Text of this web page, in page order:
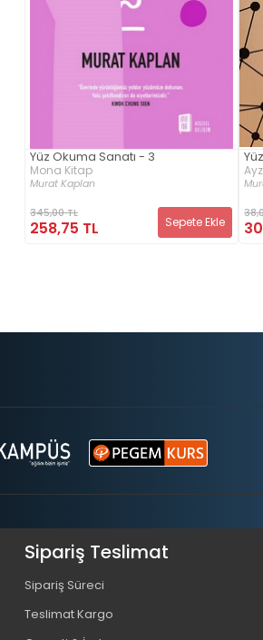
Yüz Okuma Sanatı - 3
Mona Kitap
Murat Kaplan
345,00 TL
258,75 TL Sepete Ekle
Sipariş Teslimat
Sipariş Süreci
Teslimat Kargo